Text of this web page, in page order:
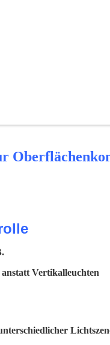
Vertikalleuchten